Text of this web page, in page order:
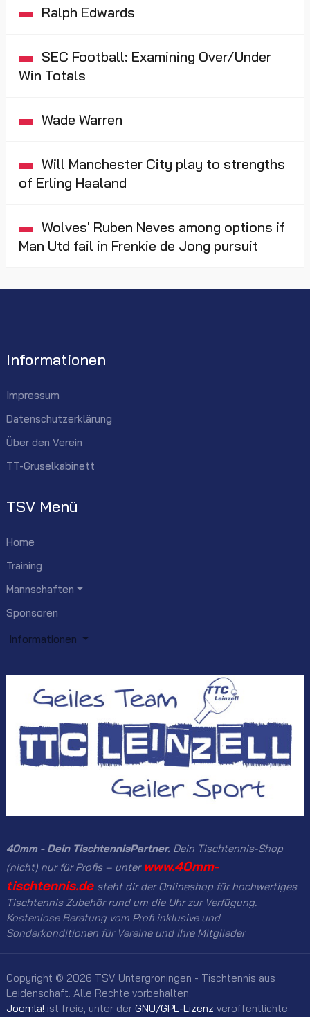
Ralph Edwards
SEC Football: Examining Over/Under
Win Totals
Wade Warren
Will Manchester City play to strengths
of Erling Haaland
Wolves' Ruben Neves among options if
Man Utd fail in Frenkie de Jong pursuit
Informationen
Impressum
Datenschutzerklärung
Über den Verein
TT-Gruselkabinett
TSV Menü
Home
Training
Mannschaften
Sponsoren
Informationen
40mm - Dein TischtennisPartner. Dein Tischtennis-Shop
(nicht) nur für Profis – unter www.40mm-
tischtennis.de steht dir der Onlineshop für hochwertiges
Tischtennis Zubehör rund um die Uhr zur Verfügung.
Kostenlose Beratung vom Profi inklusive und
Sonderkonditionen für Vereine und ihre Mitglieder
Copyright © 2026 TSV Untergröningen - Tischtennis aus
Leidenschaft. Alle Rechte vorbehalten.
Joomla! ist freie, unter der GNU/GPL-Lizenz veröffentlichte